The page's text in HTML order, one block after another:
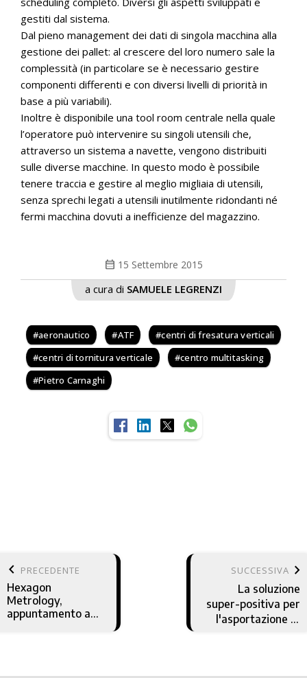
gestiti dal sistema.
Dal pieno management dei dati di singola macchina alla
gestione dei pallet: al crescere del loro numero sale la
complessità (in particolare se è necessario gestire
componenti differenti e con diversi livelli di priorità in
base a più variabili).
Inoltre è disponibile una tool room centrale nella quale
l’operatore può intervenire su singoli utensili che,
attraverso un sistema a navette, vengono distribuiti
sulle diverse macchine. In questo modo è possibile
tenere traccia e gestire al meglio migliaia di utensili,
senza sprechi legati a utensili inutilmente ridondanti né
fermi macchina dovuti a inefficienze del magazzino.
calendar_month 15 Settembre 2015
a cura di SAMUELE LEGRENZI
aeronautico ATF
centri di fresatura verticali
centri di tornitura verticale
centro multitasking
Pietro Carnaghi
keyboard_arrow_left PRECEDENTE
Hexagon
Metrology,
appuntamento a
SUCCESSIVA keyboard_arrow_right
La soluzione
super-positiva per
l'asportazione di